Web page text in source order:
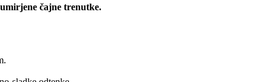
čajne trenutke.